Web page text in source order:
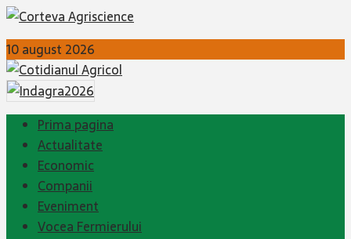
10 august 2026
Prima pagina
Actualitate
Economic
Companii
Eveniment
Vocea Fermierului